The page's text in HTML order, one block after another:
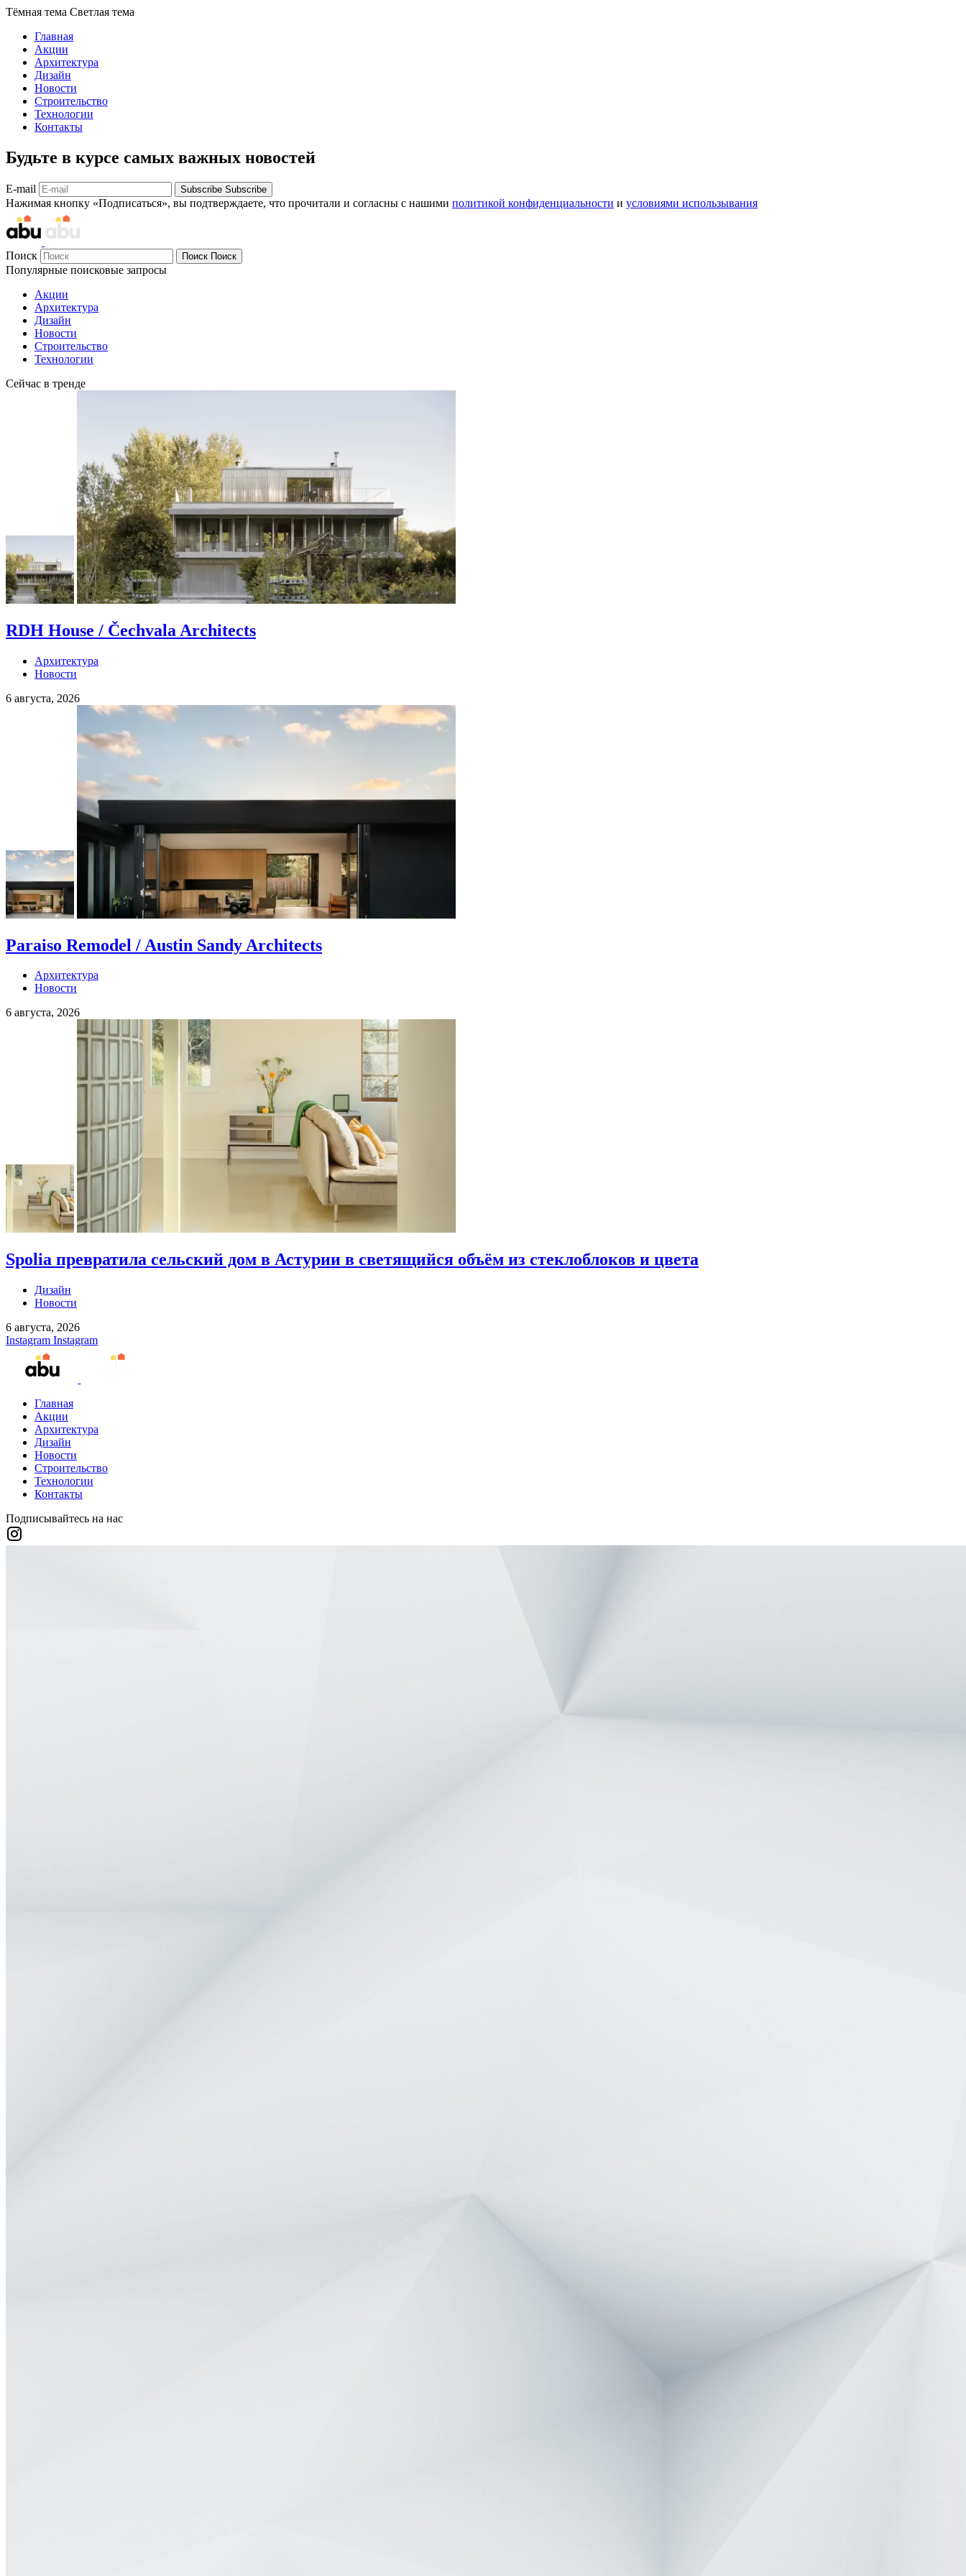
Тёмная тема Светлая тема
Главная
Акции
Архитектура
Дизайн
Новости
Строительство
Технологии
Контакты
Будьте в курсе самых важных новостей
E-mail Subscribe Subscribe
Нажимая кнопку «Подписаться», вы подтверждаете, что прочитали и согласны с нашими политикой конфиденциальности и условиями использывания
Поиск Поиск Поиск
Популярные поисковые запросы
Акции
Архитектура
Дизайн
Новости
Строительство
Технологии
Сейчас в тренде
RDH House / Čechvala Architects
Архитектура
Новости
6 августа, 2026
Paraiso Remodel / Austin Sandy Architects
Архитектура
Новости
6 августа, 2026
Spolia превратила сельский дом в Астурии в светящийся объём из стеклоблоков и цвета
Дизайн
Новости
6 августа, 2026
Instagram Instagram
Главная
Акции
Архитектура
Дизайн
Новости
Строительство
Технологии
Контакты
Подписывайтесь на нас